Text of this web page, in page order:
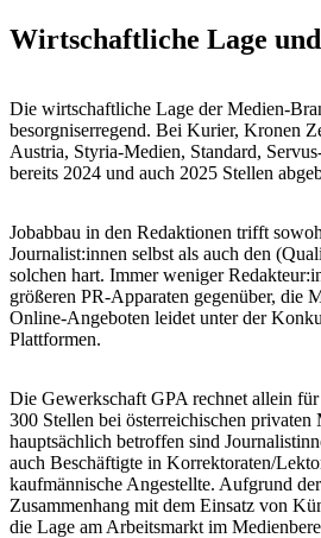
Wirtschaftliche Lage
Die wirtschaftliche Lage der Medien-
besorgniserregend. Bei Kurier, Kronen
Austria, Styria-Medien, Standard,
bereits 2024 und auch 2025 Stellen
Jobabbau in den Redaktionen trifft
Journalist:innen selbst als auch den
solchen hart. Immer weniger
größeren PR-Apparaten gegenüber, die
Online-Angeboten leidet unter der
Plattformen.
Die Gewerkschaft GPA rechnet allein
300 Stellen bei österreichischen privaten
hauptsächlich betroffen sind
auch Beschäftigte in Korrektoraten/
kaufmännische Angestellte. Aufgrund
Zusammenhang mit dem Einsatz von
die Lage am Arbeitsmarkt im